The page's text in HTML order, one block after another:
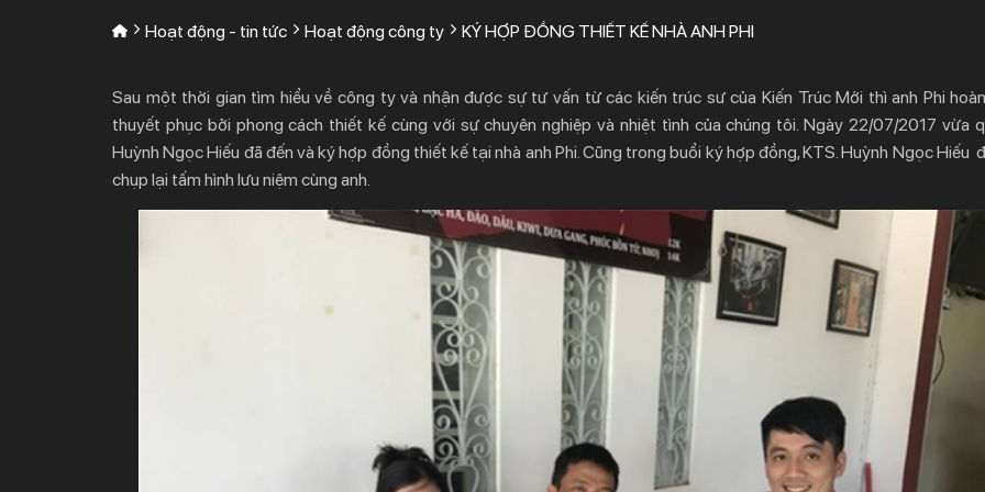
Hoạt động - tin tức Hoạt động công ty KÝ HỢP ĐỒNG THIẾT KẾ NHÀ ANH PHI
Sau một thời gian tìm hiểu về công ty và nhận được sự tư vấn từ các kiến trúc sư của Kiến Trúc Mới thì anh Phi
thuyết phục bởi phong cách thiết kế cùng với sự chuyên nghiệp và nhiệt tình của chúng tôi. Ngày 22/07/2017 vừa
Huỳnh Ngọc Hiếu đã đến và ký hợp đồng thiết kế tại nhà anh Phi. Cũng trong buổi ký hợp đồng, KTS. Huỳnh Ngọc Hiếu
chụp lại tấm hình lưu niệm cùng anh.